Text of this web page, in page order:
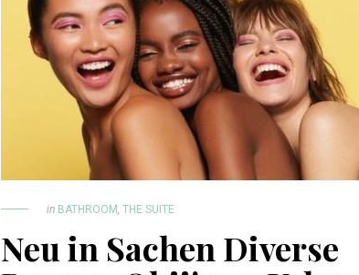
in BATHROOM, THE SUITE
Neu in Sachen Diverse